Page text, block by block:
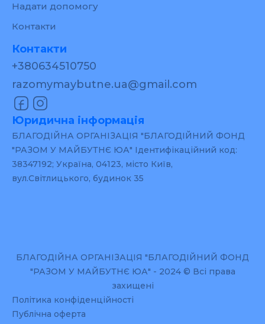
Надати допомогу
Контакти
Контакти
+380634510750
razomymaybutne.ua@gmail.com
Юридична інформація
БЛАГОДІЙНА ОРГАНІЗАЦІЯ "БЛАГОДІЙНИЙ ФОНД
"РАЗОМ У МАЙБУТНЄ ЮА" Ідентифікаційний код:
38347192; Україна, 04123, місто Київ,
вул.Світлицького, будинок 35
БЛАГОДІЙНА ОРГАНІЗАЦІЯ "БЛАГОДІЙНИЙ ФОНД
"РАЗОМ У МАЙБУТНЄ ЮА" - 2024 © Всі права
захищені
Політика конфіденційності
Публічна оферта